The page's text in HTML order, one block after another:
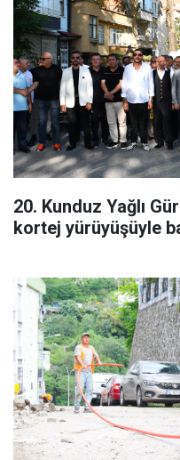
20. Kunduz Yağlı
kortej yürüyüşüyle